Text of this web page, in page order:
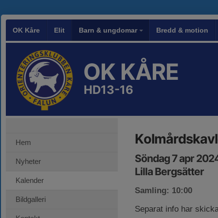
OK Kåre Elit Barn & ungdomar Bredd & motion
OK KÅRE
HD13-16
Hem
Nyheter
Kalender
Bildgalleri
Söndag 7 apr
Lilla Bergsätter
Samling: 10:00
Separat info har